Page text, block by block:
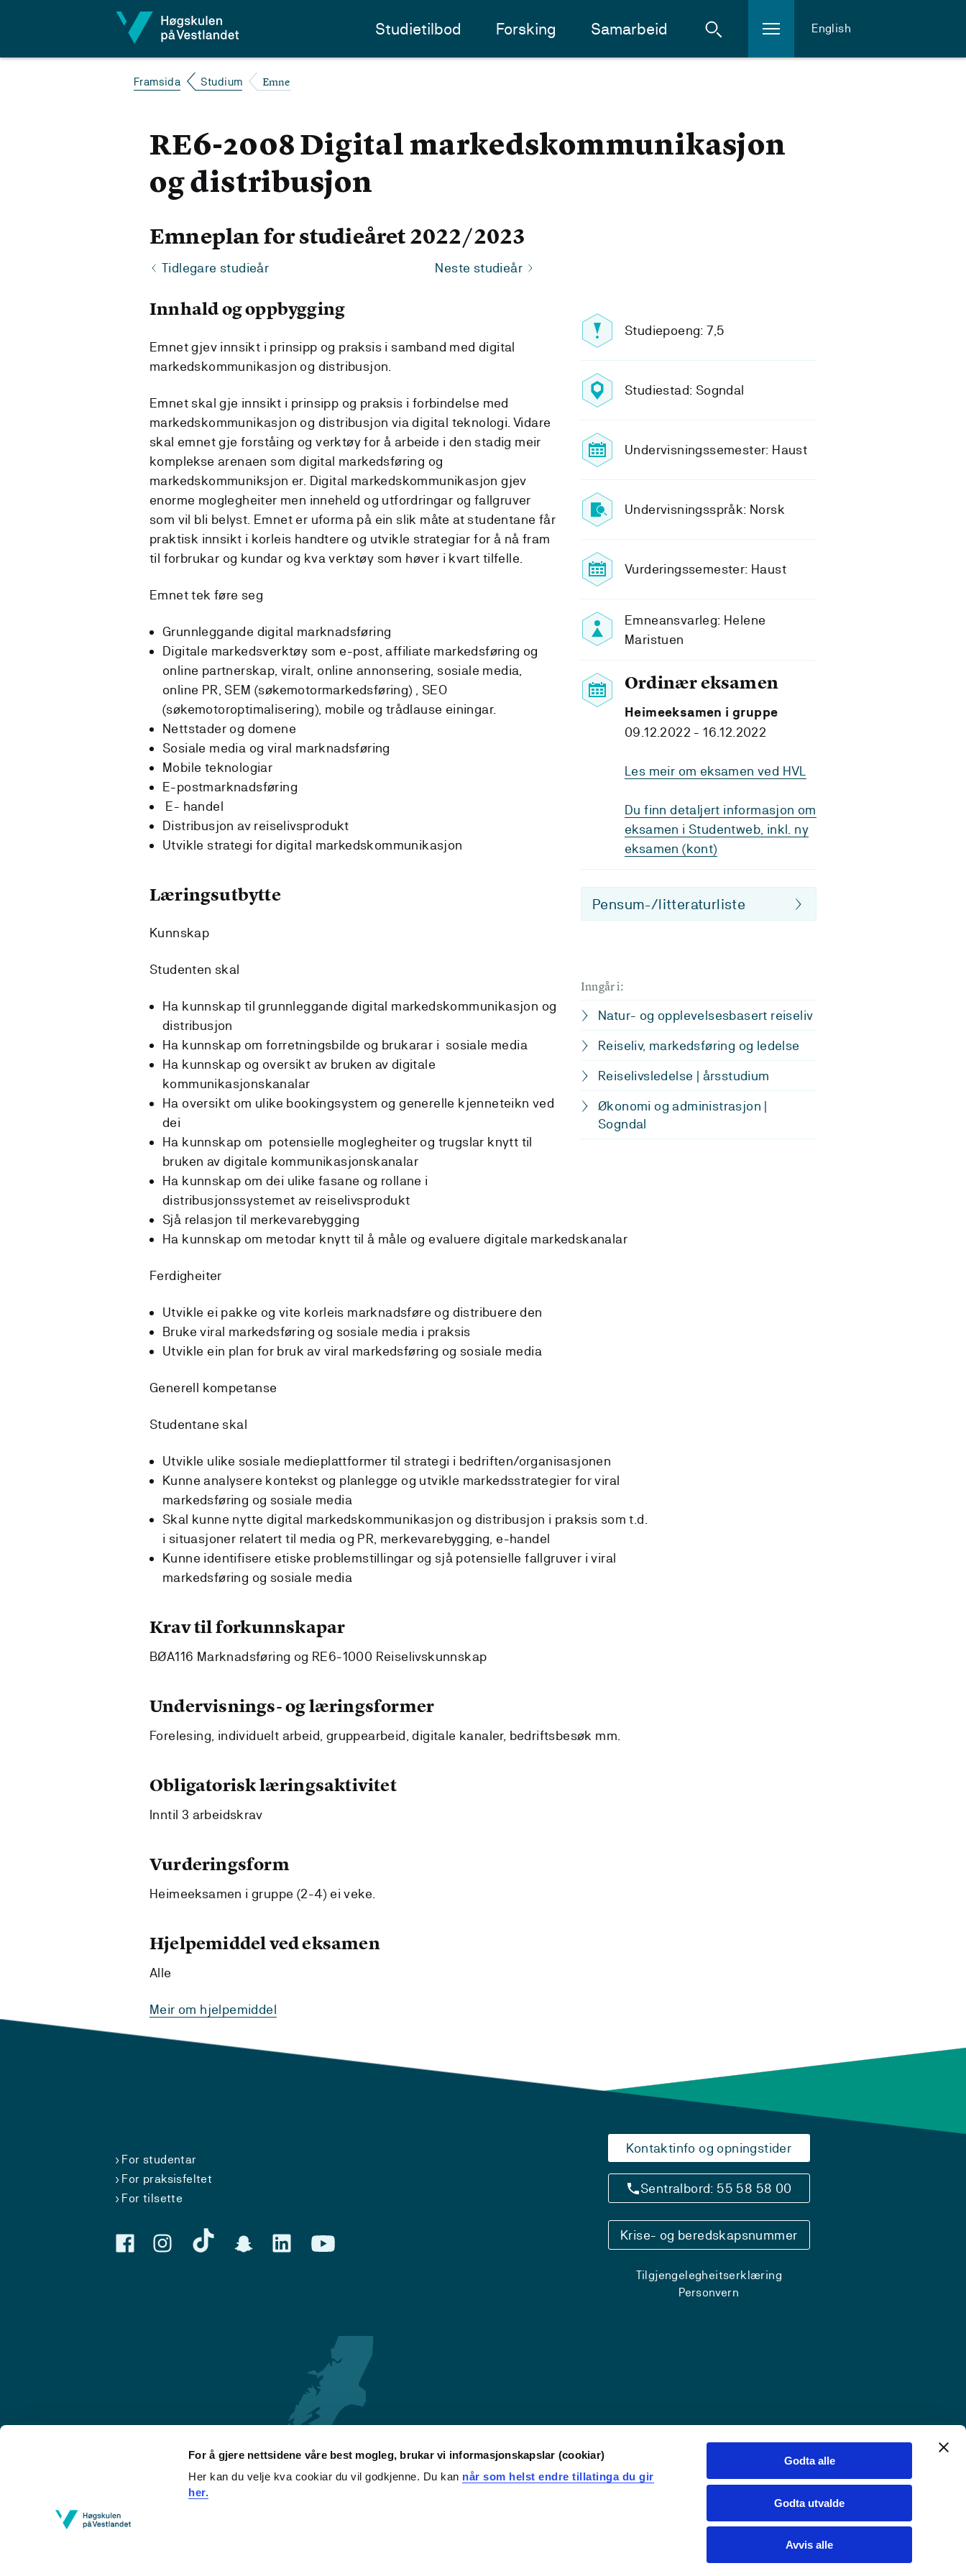
For å gjere nettsidene våre best mogleg, brukar vi informasjonskapslar (cookiar)
Her kan du velje kva cookiar du vil godkjenne. Du kan når som helst endre tillatinga du gir
her.
Godta alle
Godta utvalde
Avvis alle
Studietilbod Forsking Samarbeid English
Framsida Studium Emne
RE6-2008 Digital markedskommunikasjon
og distribusjon
Emneplan for studieåret 2022/2023
Tidlegare studieår Neste studieår
Studiepoeng: 7,5
Studiestad: Sogndal
Undervisningssemester: Haust
Undervisningsspråk: Norsk
Vurderingssemester: Haust
Emneansvarleg: Helene
Maristuen
Ordinær eksamen
Heimeeksamen i gruppe
09.12.2022 - 16.12.2022
Les meir om eksamen ved HVL
Du finn detaljert informasjon om
eksamen i Studentweb, inkl. ny
eksamen (kont)
Pensum-/litteraturliste
Inngår i:
Natur- og opplevelsesbasert reiseliv
Reiseliv, markedsføring og ledelse
Reiselivsledelse | årsstudium
Økonomi og administrasjon |
Sogndal
Innhald og oppbygging
Emnet gjev innsikt i prinsipp og praksis i samband med digital
markedskommunikasjon og distribusjon.
Emnet skal gje innsikt i prinsipp og praksis i forbindelse med
markedskommunikasjon og distribusjon via digital teknologi. Vidare
skal emnet gje forståing og verktøy for å arbeide i den stadig meir
komplekse arenaen som digital markedsføring og
markedskommuniksjon er. Digital markedskommunikasjon gjev
enorme moglegheiter men inneheld og utfordringar og fallgruver
som vil bli belyst. Emnet er uforma på ein slik måte at studentane får
praktisk innsikt i korleis handtere og utvikle strategiar for å nå fram
til forbrukar og kundar og kva verktøy som høver i kvart tilfelle.
Emnet tek føre seg
Grunnleggande digital marknadsføring
Digitale markedsverktøy som e-post, affiliate markedsføring og
online partnerskap, viralt, online annonsering, sosiale media,
online PR, SEM (søkemotormarkedsføring) , SEO
(søkemotoroptimalisering), mobile og trådlause einingar.
Nettstader og domene
Sosiale media og viral marknadsføring
Mobile teknologiar
E-postmarknadsføring
E- handel
Distribusjon av reiselivsprodukt
Utvikle strategi for digital markedskommunikasjon
Læringsutbytte
Kunnskap
Studenten skal
Ha kunnskap til grunnleggande digital markedskommunikasjon og
distribusjon
Ha kunnskap om forretningsbilde og brukarar i sosiale media
Ha kunnskap og oversikt av bruken av digitale
kommunikasjonskanalar
Ha oversikt om ulike bookingsystem og generelle kjenneteikn ved
dei
Ha kunnskap om potensielle moglegheiter og trugslar knytt til
bruken av digitale kommunikasjonskanalar
Ha kunnskap om dei ulike fasane og rollane i
distribusjonssystemet av reiselivsprodukt
Sjå relasjon til merkevarebygging
Ha kunnskap om metodar knytt til å måle og evaluere digitale markedskanalar
Ferdigheiter
Utvikle ei pakke og vite korleis marknadsføre og distribuere den
Bruke viral markedsføring og sosiale media i praksis
Utvikle ein plan for bruk av viral markedsføring og sosiale media
Generell kompetanse
Studentane skal
Utvikle ulike sosiale medieplattformer til strategi i bedriften/organisasjonen
Kunne analysere kontekst og planlegge og utvikle markedsstrategier for viral
markedsføring og sosiale media
Skal kunne nytte digital markedskommunikasjon og distribusjon i praksis som t.d.
i situasjoner relatert til media og PR, merkevarebygging, e-handel
Kunne identifisere etiske problemstillingar og sjå potensielle fallgruver i viral
markedsføring og sosiale media
Krav til forkunnskapar
BØA116 Marknadsføring og RE6-1000 Reiselivskunnskap
Undervisnings- og læringsformer
Forelesing, individuelt arbeid, gruppearbeid, digitale kanaler, bedriftsbesøk mm.
Obligatorisk læringsaktivitet
Inntil 3 arbeidskrav
Vurderingsform
Heimeeksamen i gruppe (2-4) ei veke.
Hjelpemiddel ved eksamen
Alle
Meir om hjelpemiddel
For studentar
For praksisfeltet
For tilsette
Kontaktinfo og opningstider
Sentralbord: 55 58 58 00
Krise- og beredskapsnummer
Tilgjengelegheitserklæring
Personvern